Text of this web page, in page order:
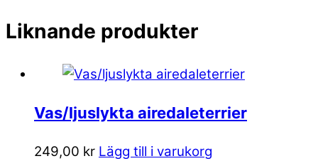
Liknande produkter
Vas/ljuslykta airedaleterrier
249,00 kr Lägg till i varukorg